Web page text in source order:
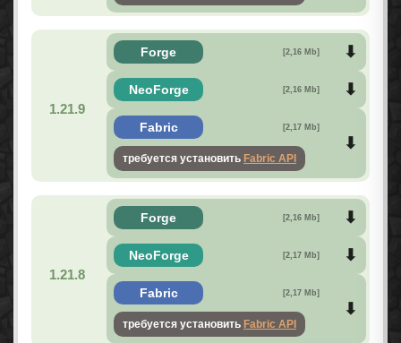
1.21.9
Forge [2,16 Mb]
NeoForge [2,16 Mb]
Fabric [2,17 Mb]
требуется установить Fabric API
1.21.8
Forge [2,16 Mb]
NeoForge [2,17 Mb]
Fabric [2,17 Mb]
требуется установить Fabric API